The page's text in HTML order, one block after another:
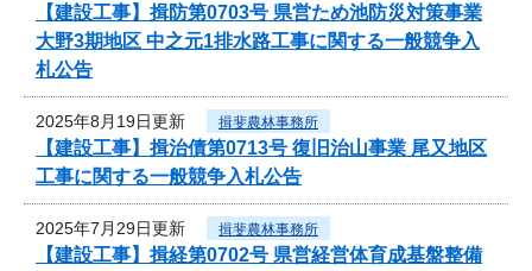
【建設工事】揖防第0703号 県営ため池防災対策事業
大野3期地区 中之元1排水路工事に関する一般競争入
札公告
2025年8月19日更新 揖斐農林事務所
【建設工事】揖治債第0713号 復旧治山事業 尾又地区
工事に関する一般競争入札公告
2025年7月29日更新 揖斐農林事務所
【建設工事】揖経第0702号 県営経営体育成基盤整備